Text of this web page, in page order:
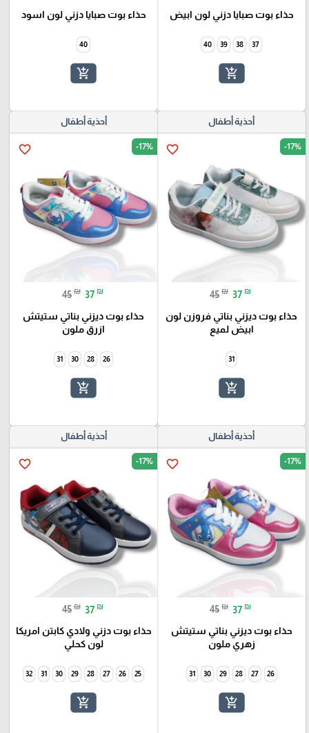
حذاء بوت صبايا دزني لون ابيض
37
38
39
40
add_shopping_cart
حذاء بوت صبايا دزني لون اسود
40
add_shopping_cart
أحذية أطفال
favorite_border -17%
45 ₪ 37 ₪
حذاء بوت ديزني بناتي فروزن لون
ابيض لميع
31
add_shopping_cart
أحذية أطفال
favorite_border -17%
45 ₪ 37 ₪
حذاء بوت ديزني بناتي ستيتش
ازرق ملون
26
28
30
31
add_shopping_cart
أحذية أطفال
favorite_border -17%
45 ₪ 37 ₪
حذاء بوت ديزني بناتي ستيتش
زهري ملون
26
27
28
29
30
31
add_shopping_cart
أحذية أطفال
favorite_border -17%
45 ₪ 37 ₪
حذاء بوت دزني ولادي كابتن امريكا
لون كحلي
25
26
27
28
29
30
31
32
add_shopping_cart